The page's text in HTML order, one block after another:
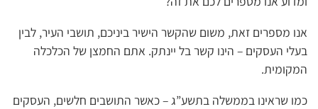
אנו מספרים זאת, משום שהקשר הישיר ביניכם, תושבי העיר, לבין
בעלי העסקים – הינו קשר בל יינתק. אתם החמצן של הכלכלה
המקומית.
כמו שראינו בממשלה בתשע”ג – כאשר התושבים חלשים, העסקים